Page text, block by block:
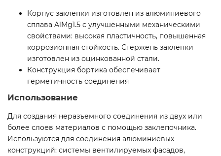
Корпус заклепки изготовлен из алюминиевого
сплава AlMg1.5 c улучшенными механическими
свойствами: высокая пластичность, повышенная
коррозионная стойкость. Стержень заклепки
изготовлен из оцинкованной стали.
Конструкция бортика обеспечивает
герметичность соединения
Использование
Для создания неразъемного соединения из двух или
более слоев материалов с помощью заклепочника.
Используются для соединения алюминиевых
конструкций: системы вентилируемых фасадов,